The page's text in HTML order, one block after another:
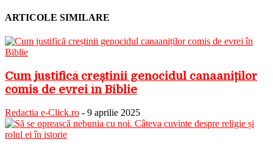
ARTICOLE SIMILARE
Cum justifică creștinii genocidul canaaniților
comis de evrei în Biblie
Redactia e-Click.ro - 9 aprilie 2025